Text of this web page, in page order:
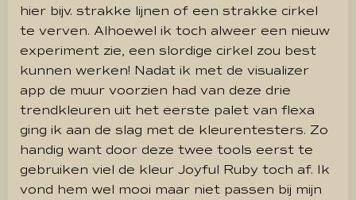
hier bijv. strakke lijnen of een strakke cirkel
te verven. Alhoewel ik toch alweer een nieuw
experiment zie, een slordige cirkel zou best
kunnen werken! Nadat ik met de visualizer
app de muur voorzien had van deze drie
trendkleuren uit het eerste palet van flexa
ging ik aan de slag met de kleurentesters. Zo
handig want door deze twee tools eerst te
gebruiken viel de kleur Joyful Ruby toch af. Ik
vond hem wel mooi maar niet passen bij mijn